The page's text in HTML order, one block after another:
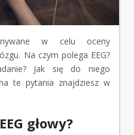
w celu oceny
Na czym polega EEG?
Jak się do niego
te pytania znajdziesz w
głowy?